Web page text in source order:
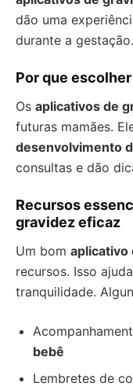
dão uma
durante a gestação.
Por que
Os aplicativos de
futuras mamães.
desenvolvimento
consultas e dão
Recursos
gravidez eficaz
Um bom aplicativo
recursos. Isso
tranquilidade.
bebê
Lembretes de